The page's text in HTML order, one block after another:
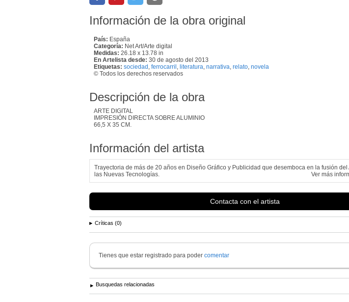
Información de la obra original
País: España
Categoría: Net Art/Arte digital
Medidas: 26.18 x 13.78 in
En Artelista desde: 30 de agosto del 2013
Etiquetas: sociedad ferrocarril literatura narrativa relato novela
© Todos los derechos reservados
Descripción de la obra
ARTE DIGITAL
IMPRESIÓN DIRECTA SOBRE ALUMINIO
66,5 X 35 CM.
Información del artista
Trayectoria de más de 20 años en Diseño Gráfico y Publicidad que desemboca en la fusión del
las Nuevas Tecnologías.
Ver más
Contacta con el artista
Críticas (0)
Tienes que estar registrado para poder comentar
Busquedas relacionadas